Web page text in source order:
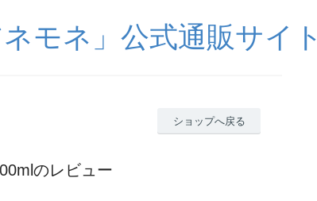
モネ」公式通販サイト
ショップへ戻る
のレビュー